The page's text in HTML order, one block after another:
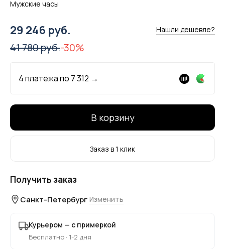
Мужские часы
29 246 руб. Нашли дешевле?
41 780 руб.-30%
4 платежа по 7 312 →
В корзину
Заказ в 1 клик
Получить заказ
Санкт-Петербург Изменить
Курьером — с примеркой
Бесплатно · 1-2 дня